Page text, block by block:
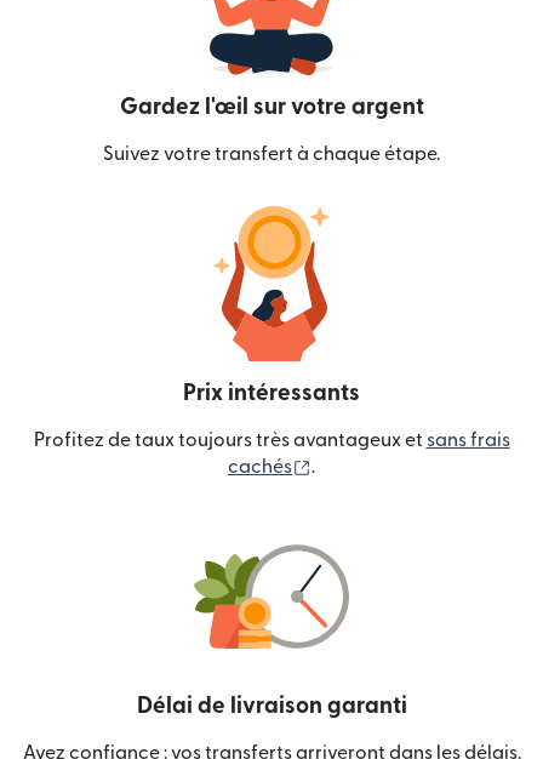
Gardez l'œil sur votre argent
Suivez votre transfert à chaque étape.
Prix intéressants
Profitez de taux toujours très avantageux et sans frais
cachés
.
Délai de livraison garanti
Ayez confiance : vos transferts arriveront dans les délais.